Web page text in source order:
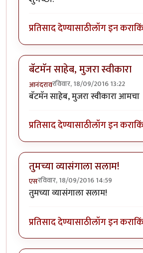
प्रतिसाद देण्यासाठीलॉग इन करा
बॅटमॅन साहेब, मुजरा स्वीकारा
आनंदरावरविवार, 18/09/2016 13:22
बॅटमॅन साहेब, मुजरा स्वीकारा आमचा
प्रतिसाद देण्यासाठीलॉग इन करा
तुमच्या व्यासंगाला सलाम!
एसरविवार, 18/09/2016 14:59
तुमच्या व्यासंगाला सलाम!
प्रतिसाद देण्यासाठीलॉग इन करा